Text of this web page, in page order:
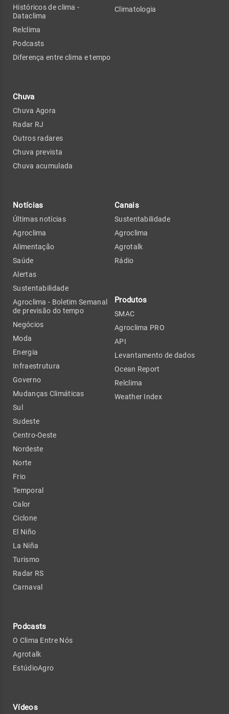
Históricos de clima -
Dataclima
Relclima
Podcasts
Diferença entre clima e tempo
Chuva
Chuva Agora
Radar RJ
Outros radares
Chuva prevista
Chuva acumulada
Climatologia
Notícias
Últimas notícias
Agroclima
Alimentação
Saúde
Alertas
Sustentabilidade
Agroclima - Boletim Semanal
de previsão do tempo
Negócios
Moda
Energia
Infraestrutura
Governo
Mudanças Climáticas
Sul
Sudeste
Centro-Oeste
Nordeste
Norte
Frio
Temporal
Calor
Ciclone
El Niño
La Niña
Turismo
Radar RS
Carnaval
Podcasts
O Clima Entre Nós
Agrotalk
EstúdioAgro
Vídeos
Canais
Sustentabilidade
Agroclima
Agrotalk
Rádio
Produtos
SMAC
Agroclima PRO
API
Levantamento de dados
Ocean Report
Relclima
Weather Index